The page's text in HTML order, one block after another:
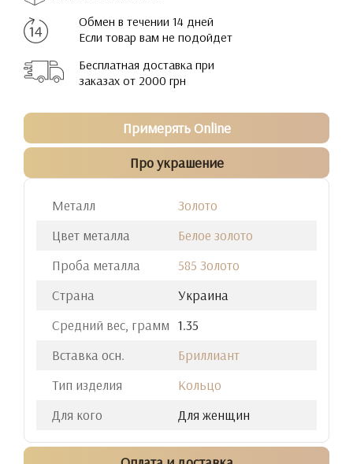
Обмен в течении 14 дней
Если товар вам не подойдет
Бесплатная доставка при
заказах от 2000 грн
Примерять Online
Про украшение
Металл
Золото
Цвет металла
Белое золото
Проба металла
585 Золото
Страна
Украина
Средний вес, грамм 1.35
Вставка осн.
Бриллиант
Тип изделия
Кольцо
Для кого
Для женщин